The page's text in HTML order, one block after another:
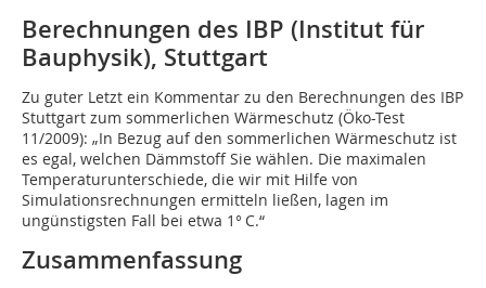
Berechnungen des IBP (Institut für
Bauphysik), Stuttgart
Zu guter Letzt ein Kommentar zu den Berechnungen des IBP
Stuttgart zum sommerlichen Wärmeschutz (Öko-Test
11/2009): „In Bezug auf den sommerlichen Wärmeschutz ist
es egal, welchen Dämmstoff Sie wählen. Die maximalen
Temperaturunterschiede, die wir mit Hilfe von
Simulationsrechnungen ermitteln ließen, lagen im
ungünstigsten Fall bei etwa 1° C.“
Zusammenfassung